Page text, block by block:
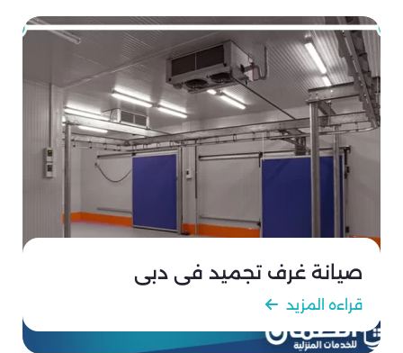
صيانة غرف تجميد في دبي
قراءه المزيد